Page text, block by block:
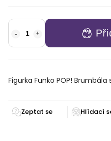
Figurka Funko POP!
Zeptat se